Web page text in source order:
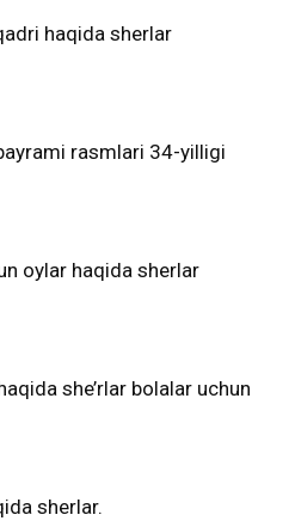
haqida sherlar
rasmlari 34-yilligi
oylar haqida sherlar
she’rlar bolalar uchun
sherlar.